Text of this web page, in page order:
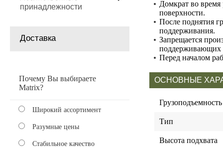
принадлежности
Доставка
Почему Вы выбираете
Matrix?
Широкий ассортимент
Разумные цены
Стабильное качество
Домкрат во время
поверхности.
После поднятия
поддерживания.
Запрещается
поддерживающих
Перед началом
ОСНОВНЫЕ
Грузоподъемность
Тип
Высота подхвата